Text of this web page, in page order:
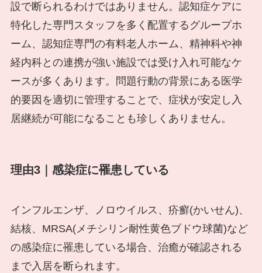
設で断られるわけではありません。認知症ケアに
特化した専門スタッフを多く配置するグループホ
ーム、認知症専門の有料老人ホーム、精神科や神
経内科との連携が強い施設では受け入れ可能なケ
ースが多くあります。問題行動の背景にある医学
的要因を適切に管理することで、症状が安定し入
居継続が可能になることも珍しくありません。
理由3｜感染症に罹患している
インフルエンザ、ノロウイルス、疥癬(かいせん)、
結核、MRSA(メチシリン耐性黄色ブドウ球菌)など
の感染症に罹患している場合、治癒が確認される
まで入居を断られます。